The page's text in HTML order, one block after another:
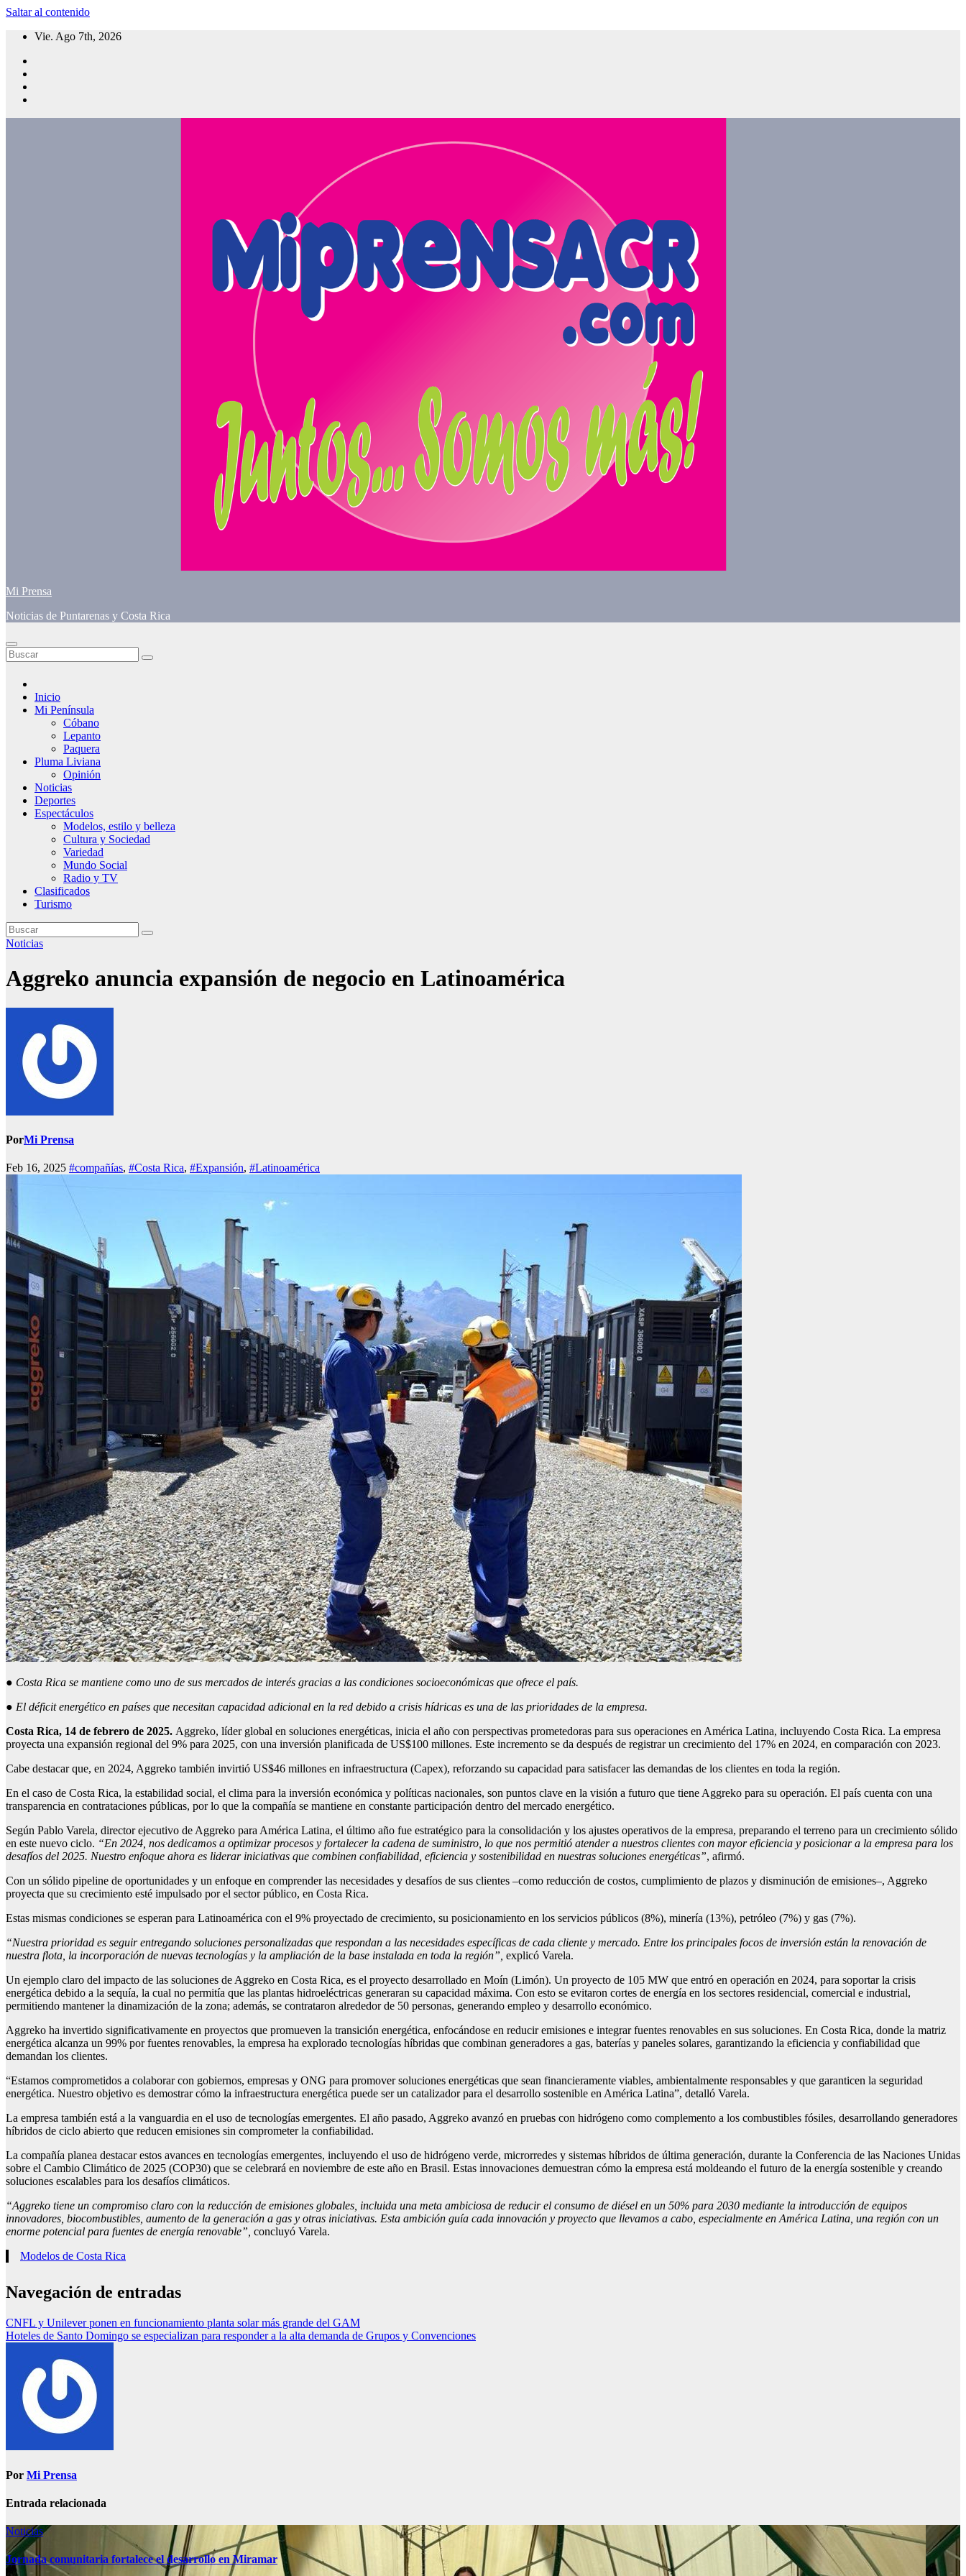
Saltar al contenido
Vie. Ago 7th, 2026
Mi Prensa
Noticias de Puntarenas y Costa Rica
Inicio
Mi Península
Cóbano
Lepanto
Paquera
Pluma Liviana
Opinión
Noticias
Deportes
Espectáculos
Modelos, estilo y belleza
Cultura y Sociedad
Variedad
Mundo Social
Radio y TV
Clasificados
Turismo
Noticias
Aggreko anuncia expansión de negocio en Latinoamérica
PorMi Prensa
Feb 16, 2025 #compañías, #Costa Rica, #Expansión, #Latinoamérica
● Costa Rica se mantiene como uno de sus mercados de interés gracias a las condiciones socioeconómicas que ofrece el país.
● El déficit energético en países que necesitan capacidad adicional en la red debido a crisis hídricas es una de las prioridades de la empresa.
Costa Rica, 14 de febrero de 2025. Aggreko, líder global en soluciones energéticas, inicia el año con perspectivas prometedoras para sus operaciones en América Latina, incluyendo Costa Rica. La empresa
proyecta una expansión regional del 9% para 2025, con una inversión planificada de US$100 millones. Este incremento se da después de registrar un crecimiento del 17% en 2024, en comparación con 2023.
Cabe destacar que, en 2024, Aggreko también invirtió US$46 millones en infraestructura (Capex), reforzando su capacidad para satisfacer las demandas de los clientes en toda la región.
En el caso de Costa Rica, la estabilidad social, el clima para la inversión económica y políticas nacionales, son puntos clave en la visión a futuro que tiene Aggreko para su operación. El país cuenta con una
transparencia en contrataciones públicas, por lo que la compañía se mantiene en constante participación dentro del mercado energético.
Según Pablo Varela, director ejecutivo de Aggreko para América Latina, el último año fue estratégico para la consolidación y los ajustes operativos de la empresa, preparando el terreno para un crecimiento sólido
en este nuevo ciclo. “En 2024, nos dedicamos a optimizar procesos y fortalecer la cadena de suministro, lo que nos permitió atender a nuestros clientes con mayor eficiencia y posicionar a la empresa para los
desafíos del 2025. Nuestro enfoque ahora es liderar iniciativas que combinen confiabilidad, eficiencia y sostenibilidad en nuestras soluciones energéticas”, afirmó.
Con un sólido pipeline de oportunidades y un enfoque en comprender las necesidades y desafíos de sus clientes –como reducción de costos, cumplimiento de plazos y disminución de emisiones–, Aggreko
proyecta que su crecimiento esté impulsado por el sector público, en Costa Rica.
Estas mismas condiciones se esperan para Latinoamérica con el 9% proyectado de crecimiento, su posicionamiento en los servicios públicos (8%), minería (13%), petróleo (7%) y gas (7%).
“Nuestra prioridad es seguir entregando soluciones personalizadas que respondan a las necesidades específicas de cada cliente y mercado. Entre los principales focos de inversión están la renovación de
nuestra flota, la incorporación de nuevas tecnologías y la ampliación de la base instalada en toda la región”, explicó Varela.
Un ejemplo claro del impacto de las soluciones de Aggreko en Costa Rica, es el proyecto desarrollado en Moín (Limón). Un proyecto de 105 MW que entró en operación en 2024, para soportar la crisis
energética debido a la sequía, la cual no permitía que las plantas hidroeléctricas generaran su capacidad máxima. Con esto se evitaron cortes de energía en los sectores residencial, comercial e industrial,
permitiendo mantener la dinamización de la zona; además, se contrataron alrededor de 50 personas, generando empleo y desarrollo económico.
Aggreko ha invertido significativamente en proyectos que promueven la transición energética, enfocándose en reducir emisiones e integrar fuentes renovables en sus soluciones. En Costa Rica, donde la matriz
energética alcanza un 99% por fuentes renovables, la empresa ha explorado tecnologías híbridas que combinan generadores a gas, baterías y paneles solares, garantizando la eficiencia y confiabilidad que
demandan los clientes.
“Estamos comprometidos a colaborar con gobiernos, empresas y ONG para promover soluciones energéticas que sean financieramente viables, ambientalmente responsables y que garanticen la seguridad
energética. Nuestro objetivo es demostrar cómo la infraestructura energética puede ser un catalizador para el desarrollo sostenible en América Latina”, detalló Varela.
La empresa también está a la vanguardia en el uso de tecnologías emergentes. El año pasado, Aggreko avanzó en pruebas con hidrógeno como complemento a los combustibles fósiles, desarrollando generadores
híbridos de ciclo abierto que reducen emisiones sin comprometer la confiabilidad.
La compañía planea destacar estos avances en tecnologías emergentes, incluyendo el uso de hidrógeno verde, microrredes y sistemas híbridos de última generación, durante la Conferencia de las Naciones Unidas
sobre el Cambio Climático de 2025 (COP30) que se celebrará en noviembre de este año en Brasil. Estas innovaciones demuestran cómo la empresa está moldeando el futuro de la energía sostenible y creando
soluciones escalables para los desafíos climáticos.
“Aggreko tiene un compromiso claro con la reducción de emisiones globales, incluida una meta ambiciosa de reducir el consumo de diésel en un 50% para 2030 mediante la introducción de equipos
innovadores, biocombustibles, aumento de la generación a gas y otras iniciativas. Esta ambición guía cada innovación y proyecto que llevamos a cabo, especialmente en América Latina, una región con un
enorme potencial para fuentes de energía renovable”, concluyó Varela.
Modelos de Costa Rica
Navegación de entradas
CNFL y Unilever ponen en funcionamiento planta solar más grande del GAM
Hoteles de Santo Domingo se especializan para responder a la alta demanda de Grupos y Convenciones
Por Mi Prensa
Entrada relacionada
Noticias
Jornada comunitaria fortalece el desarrollo en Miramar